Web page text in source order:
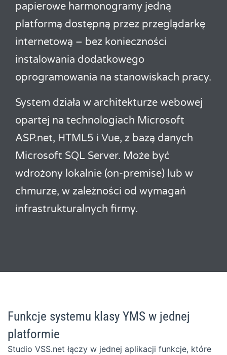
papierowe harmonogramy jedną
platformą dostępną przez przeglądarkę
internetową – bez konieczności
instalowania dodatkowego
oprogramowania na stanowiskach pracy.
System działa w architekturze webowej
opartej na technologiach Microsoft
ASP.net, HTML5 i Vue, z bazą danych
Microsoft SQL Server. Może być
wdrożony lokalnie (on-premise) lub w
chmurze, w zależności od wymagań
infrastrukturalnych firmy.
Funkcje systemu klasy YMS w jednej
platformie
Studio VSS.net łączy w jednej aplikacji funkcje, które